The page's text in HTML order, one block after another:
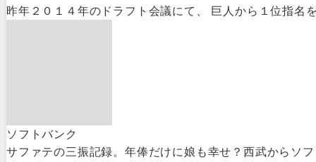
昨年２０１４年のドラフト会議にて、 巨人から１位指名
ソフトバンク
サファテの三振記録。年俸だけに娘も幸せ？西武からソ